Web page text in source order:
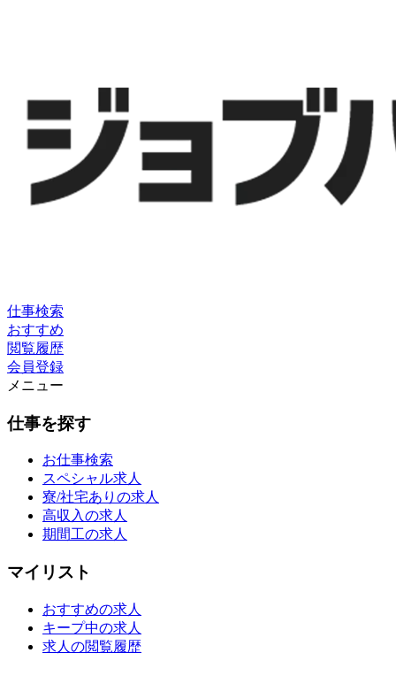
仕事検索
おすすめ
閲覧履歴
会員登録
メニュー
仕事を探す
お仕事検索
スペシャル求人
寮/社宅ありの求人
高収入の求人
期間工の求人
マイリスト
おすすめの求人
キープ中の求人
求人の閲覧履歴